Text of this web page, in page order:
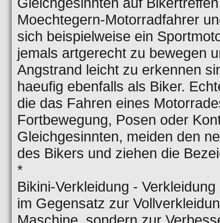
Moechtegern-Motorradfahrer
sich beispielweise ein
jemals artgerecht zu bewegen
Angstrand leicht zu erkennen
haeufig ebenfalls als Biker.
die das Fahren eines
Fortbewegung, Posen oder
Gleichgesinnten, meiden den
des Bikers und ziehen die
*
Bikini-Verkleidung -
im Gegensatz zur